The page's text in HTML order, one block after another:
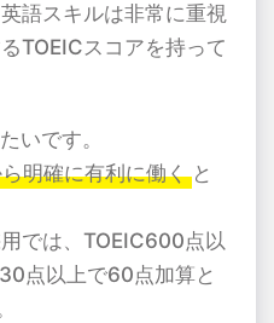
語スキルは非常に重視
TOEICスコアを持って
いです。
明確に有利に働くと
では、TOEIC600点以
点以上で60点加算と